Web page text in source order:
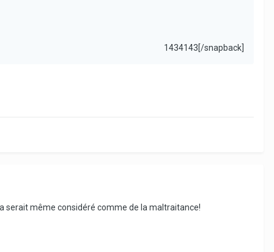
1434143[/snapback]
serait même considéré comme de la maltraitance!